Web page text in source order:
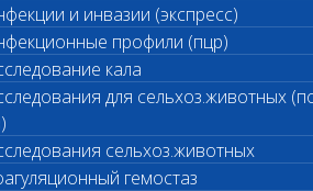
и инвазии (экспресс)
профили (пцр)
кала
для сельхоз.животных
сельхоз.животных
гемостаз
Правила могут быть в любой
Центром в одностороннем
уведомления
настоящих Правил
момента их размещения на